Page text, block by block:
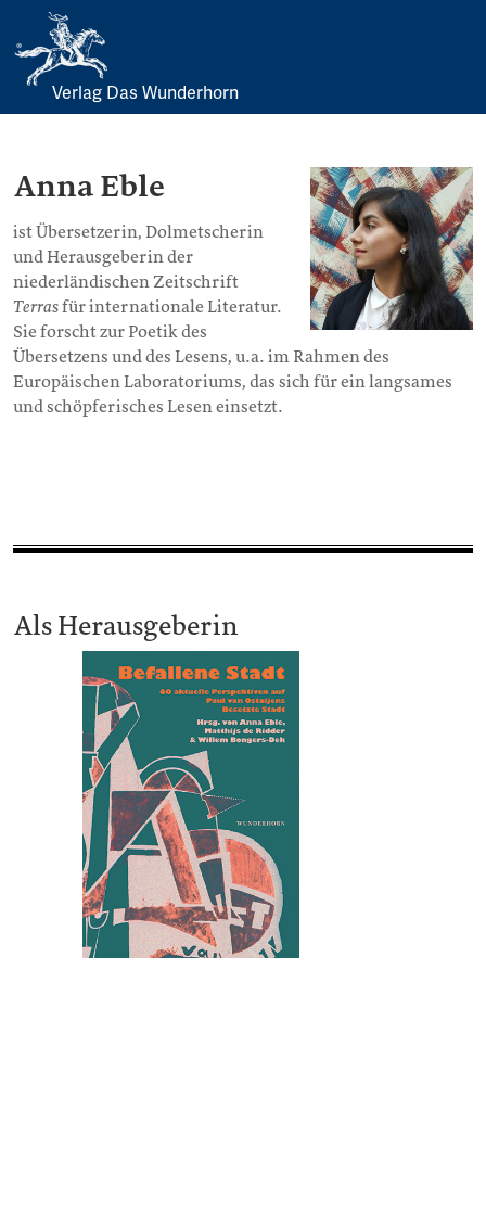
Skip
Verlag Das Wunderhorn
Anna Eble
ist Übersetzerin, Dolmetscherin
und Herausgeberin der
niederländischen Zeitschrift
Terrasfür internationale Literatur.
Sie forscht zur Poetik des
Übersetzens und des Lesens, u.a. im Rahmen des
Europäischen Laboratoriums, das sich für ein langsames
und schöpferisches Lesen einsetzt.
Als Herausgeberin